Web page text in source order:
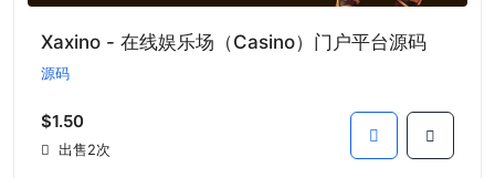
Xaxino - 在线娱乐场（Casino）门户平台源码
源码
$1.50
出售2次